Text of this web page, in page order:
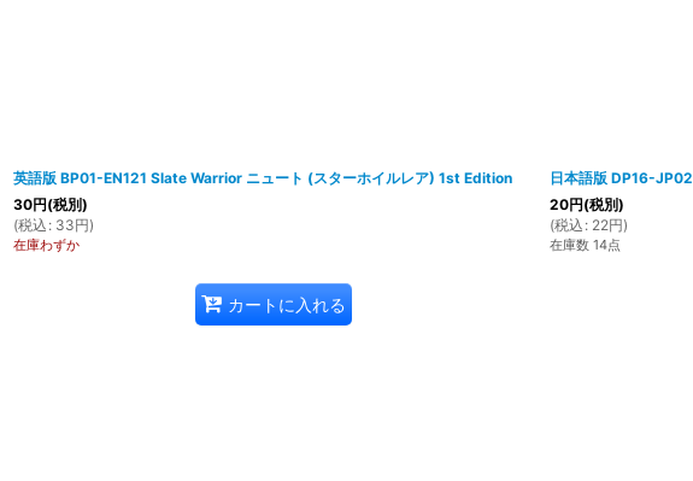
英語版 BP01-EN121 Slate Warrior ニュート (スターホイルレア) 1st Edition
30円(税別)
(税込 : 33円)
在庫わずか
カートに入れる
日本語版 DP16-
20円(税別)
(税込 : 22円)
在庫数 14点